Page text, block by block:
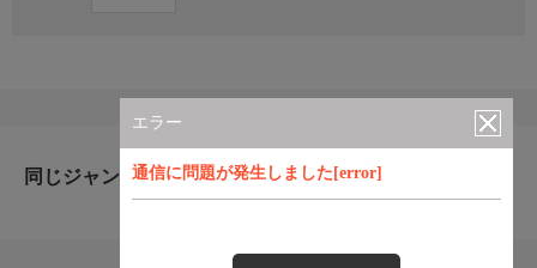
エラー
通信に問題が発生しました[error]
同じジャンルのおすすめ番組